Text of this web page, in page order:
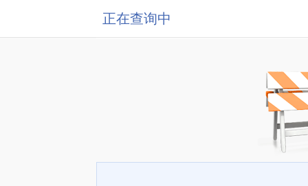
正在查询中